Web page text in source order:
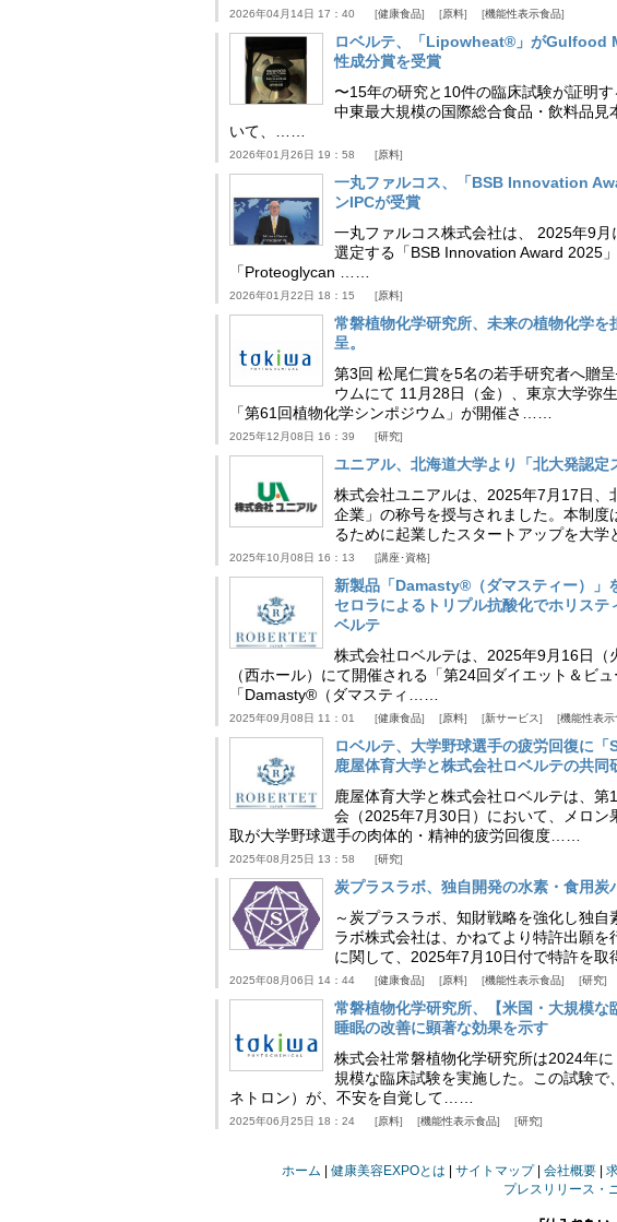
2026年04月14日 17：40 健康食品 原料 機能性表示食品
ロベルテ、「Lipowheat®」がGulfood
性成分賞を受賞
〜15年の研究と10件の臨床試験が証明す
中東最大規模の国際総合食品・飲料品
いて、……
2026年01月26日 19：58 原料
一丸ファルコス、「BSB Innovation
ンIPCが受賞
一丸ファルコス株式会社は、 2025年9
選定する「BSB Innovation Award 2025
「Proteoglycan ……
2026年01月22日 18：15 原料
常磐植物化学研究所、未来の植物化学
呈。
第3回 松尾仁賞を5名の若手研究者へ贈
ウムにて 11月28日（金）、東京大学弥
「第61回植物化学シンポジウム」が開催さ……
2025年12月08日 16：39 研究
ユニアル、北海道大学より「北大発認
株式会社ユニアルは、2025年7月17日
企業」の称号を授与されました。本制
るために起業したスタートアップを大
2025年10月08日 16：13 講座･資格
新製品「Damasty®（ダマスティー）
セロラによるトリプル抗酸化でホリス
ベルテ
株式会社ロベルテは、2025年9月16日（
（西ホール）にて開催される「第24回ダイエット＆ビ
「Damasty®（ダマスティ……
2025年09月08日 11：01 健康食品 原料 新サービス 機能性表示
ロベルテ、大学野球選手の疲労回復に
鹿屋体育大学と株式会社ロベルテの共
鹿屋体育大学と株式会社ロベルテは、
会（2025年7月30日）において、メロ
取が大学野球選手の肉体的・精神的疲労回復度……
2025年08月25日 13：58 研究
炭プラスラボ、独自開発の水素・食用炭
～炭プラスラボ、知財戦略を強化し独
ラボ株式会社は、かねてより特許出願を
に関して、2025年7月10日付で特許を
2025年08月06日 14：44 健康食品 原料 機能性表示食品 研究
常磐植物化学研究所、【米国・大規模な
睡眠の改善に顕著な効果を示す
株式会社常磐植物化学研究所は2024年
規模な臨床試験を実施した。この試験
ネトロン）が、不安を自覚して……
2025年06月25日 18：24 原料 機能性表示食品 研究
ホーム 健康美容EXPOとは サイトマップ 会社概要
プレスリリース・